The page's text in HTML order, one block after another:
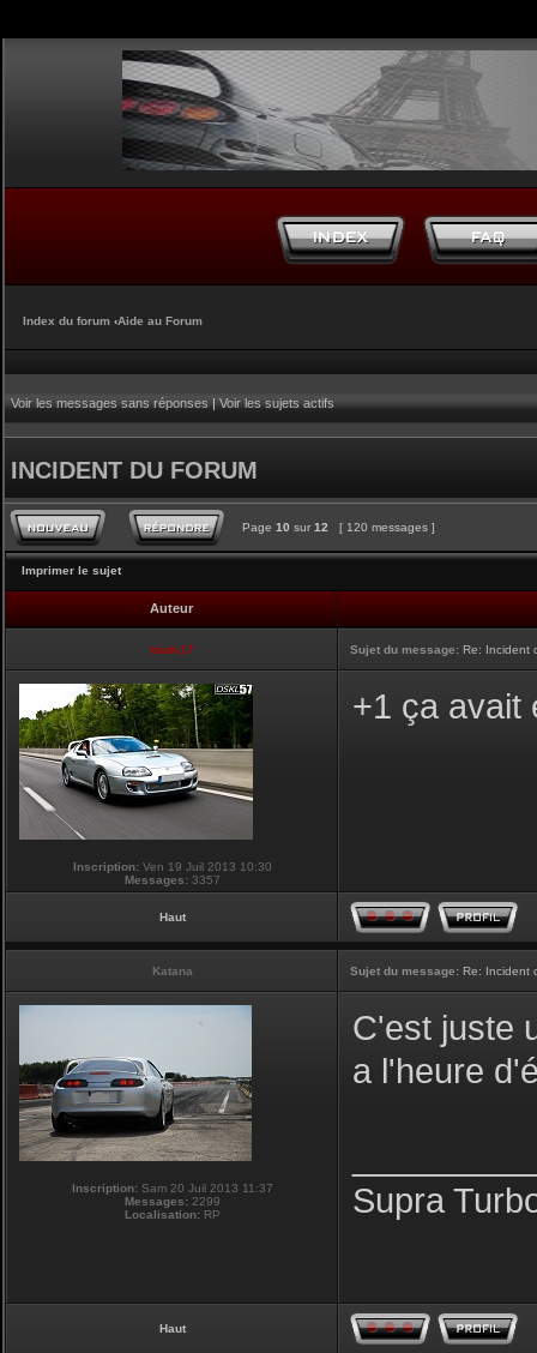
Index du forum ‹Aide au Forum
Voir les messages sans réponses|Voir les sujets actifs
INCIDENT DU FORUM
Page 10 sur 12 [ 120 messages ]
Imprimer le sujet
Auteur
touti-17 Sujet du message: Re: Incident
Inscription:Ven 19 Juil 2013 10:30
Messages:3357
+1 ça avait
Haut
Katana Sujet du message: Re: Incident
Inscription:Sam 20 Juil 2013 11:37
Messages:2299
Localisation:RP
C'est juste
a l'heure
Supra
Haut